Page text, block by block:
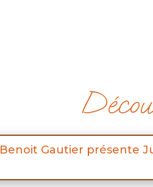
Benoit Gautier présente